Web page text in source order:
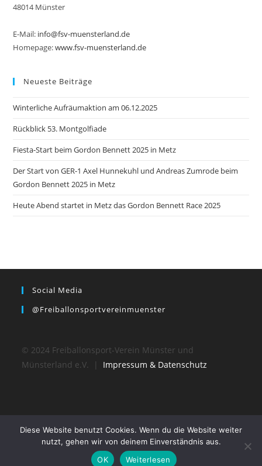
48014 Münster
E-Mail: info@fsv-muensterland.de
Homepage:www.fsv-muensterland.de
Neueste Beiträge
Winterliche Aufräumaktion am 06.12.2025
Rückblick 53. Montgolfiade
Fiesta-Start beim Gordon Bennett 2025 in Metz
Der Start von GER-1 Axel Hunnekuhl und Andreas Zumrode beim
Gordon Bennett 2025 in Metz
Heute Abend startet in Metz das Gordon Bennett Race 2025
Social Media
@freiballonsportvereinmuenster
© 2024 Freiballonsport-Verein Münster und
Münsterland e.V. | Impressum & Datenschutz
Diese Website benutzt Cookies. Wenn du die Website weiter
nutzt, gehen wir von deinem Einverständnis aus.
OK
Weiterlesen